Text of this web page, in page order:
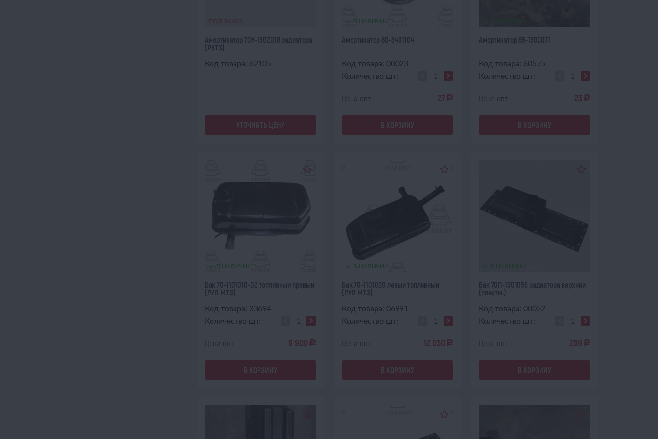
ПОД ЗАКАЗ
Амортизатор 70У-1302018 радиатора
(РЗТЗ)
Код товара: 62105
УТОЧНИТЬ ЦЕНУ
В НАЛИЧИИ
Амортизатор 80-3401104
Код товара: 00023
Количество шт:
Цена опт: 27a
В КОРЗИНУ
Амортизатор 85-1302071
Код товара: 60575
Количество шт:
Цена опт: 23 a
В КОРЗИНУ
В НАЛИЧИИ
Бак 70-1101010-02 топливный правый
(РУП МТЗ)
Код товара: 33694
Количество шт:
Цена опт: 9 900 a
В КОРЗИНУ
В НАЛИЧИИ
Бак 70-1101020 левый топливный
(РУП МТЗ)
Код товара: 06991
Количество шт:
Цена опт: 12 030 a
В КОРЗИНУ
В НАЛИЧИИ
Бак 70П-1301055 радиатора верхний
(пластм.)
Код товара: 00032
Количество шт:
Цена опт: 269 a
В КОРЗИНУ